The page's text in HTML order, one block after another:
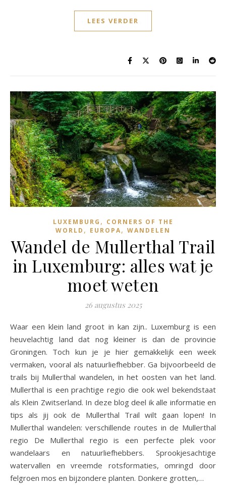
LEES VERDER
LUXEMBURG , CORNERS OF THE
WORLD , EUROPA, WANDELEN
Wandel de Mullerthal Trail
in Luxemburg: alles wat je
moet weten
26 augustus 2025
Waar een klein land groot in kan zijn.. Luxemburg is een
heuvelachtig land dat nog kleiner is dan de provincie
Groningen. Toch kun je je hier gemakkelijk een week
vermaken, vooral als natuurliefhebber. Ga bijvoorbeeld de
trails bij Mullerthal wandelen, in het oosten van het land.
Mullerthal is een prachtige regio die ook wel bekendstaat
als Klein Zwitserland. In deze blog deel ik alle informatie en
tips als jij ook de Mullerthal Trail wilt gaan lopen! In
Mullerthal wandelen: verschillende routes in de Mullerthal
regio De Mullerthal regio is een perfecte plek voor
wandelaars en natuurliefhebbers. Sprookjesachtige
watervallen en vreemde rotsformaties, omringd door
felgroen mos en bijzondere planten. Donkere grotten,…